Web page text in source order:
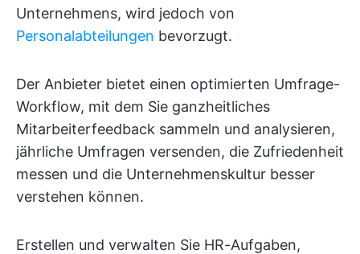
Unternehmens, wird jedoch von
Personalabteilungen bevorzugt.
Der Anbieter bietet einen optimierten Umfrage-
Workflow, mit dem Sie ganzheitliches
Mitarbeiterfeedback sammeln und analysieren,
jährliche Umfragen versenden, die Zufriedenheit
messen und die Unternehmenskultur besser
verstehen können.
Erstellen und verwalten Sie HR-Aufgaben,